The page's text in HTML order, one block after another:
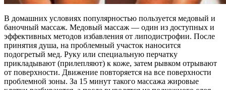
В домашних условиях популярностью пользуется медовый и
баночный массаж. Медовый массаж — один из доступных и
эффективных методов избавления от липодистрофии. После
принятия душа, на проблемный участок наносится
подогретый мед. Руку или специальную перчатку
прикладывают (прилепляют) к коже, затем рывком отрывают
от поверхности. Движение повторяется на все поверхности
проблемной зоны. За 15 минут такого массажа жировые